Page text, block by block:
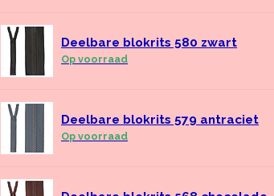
Deelbare blokrits 580 zwart
Op voorraad
Deelbare blokrits 579 antraciet
Op voorraad